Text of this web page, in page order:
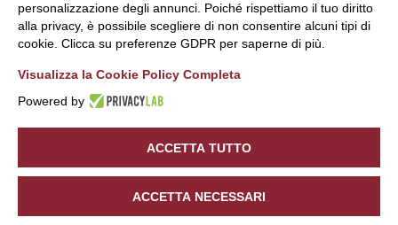
(SO) | P.IVA/C.F.01087130140
Hotel Saligari. All rights reserved. Powered by
POLITYKA PRYWATNOŚCI COOKIE POLICY
personalizzazione degli annunci. Poiché rispettiamo il tuo diritto
alla privacy, è possibile scegliere di non consentire alcuni tipi di
cookie. Clicca su preferenze GDPR per saperne di più.
Visualizza la Cookie Policy Completa
Powered by
ACCETTA TUTTO
ACCETTA NECESSARI
4.63
BOOK NOW